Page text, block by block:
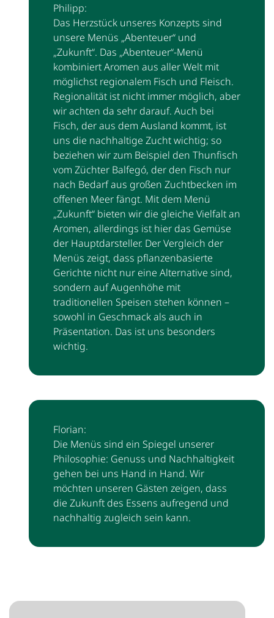
Philipp:
Das Herzstück unseres Konzepts sind
unsere Menüs „Abenteuer“ und
„Zukunft“. Das „Abenteuer“-Menü
kombiniert Aromen aus aller Welt mit
möglichst regionalem Fisch und Fleisch.
Regionalität ist nicht immer möglich, aber
wir achten da sehr darauf. Auch bei
Fisch, der aus dem Ausland kommt, ist
uns die nachhaltige Zucht wichtig; so
beziehen wir zum Beispiel den Thunfisch
vom Züchter Balfegó, der den Fisch nur
nach Bedarf aus großen Zuchtbecken im
offenen Meer fängt. Mit dem Menü
„Zukunft“ bieten wir die gleiche Vielfalt an
Aromen, allerdings ist hier das Gemüse
der Hauptdarsteller. Der Vergleich der
Menüs zeigt, dass pflanzenbasierte
Gerichte nicht nur eine Alternative sind,
sondern auf Augenhöhe mit
traditionellen Speisen stehen können –
sowohl in Geschmack als auch in
Präsentation. Das ist uns besonders
wichtig.
Florian:
Die Menüs sind ein Spiegel unserer
Philosophie: Genuss und Nachhaltigkeit
gehen bei uns Hand in Hand. Wir
möchten unseren Gästen zeigen, dass
die Zukunft des Essens aufregend und
nachhaltig zugleich sein kann.